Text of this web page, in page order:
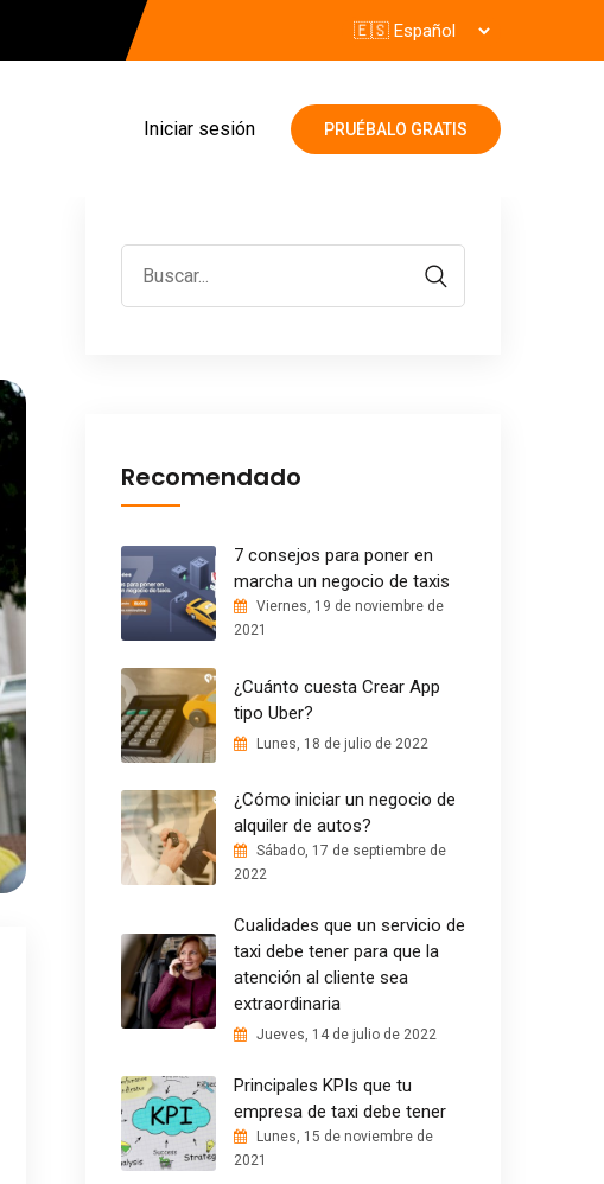
Iniciar sesión PRUÉBALO GRATIS
Recomendado
7 consejos para poner en
marcha un negocio de taxis
Viernes, 19 de noviembre de
2021
¿Cuánto cuesta Crear App
tipo Uber?
Lunes, 18 de julio de 2022
¿Cómo iniciar un negocio de
alquiler de autos?
Sábado, 17 de septiembre de
2022
Cualidades que un servicio de
taxi debe tener para que la
atención al cliente sea
extraordinaria
Jueves, 14 de julio de 2022
Principales KPIs que tu
empresa de taxi debe tener
Lunes, 15 de noviembre de
2021